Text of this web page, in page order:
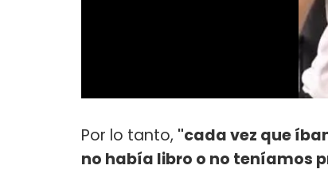
Por lo tanto, "cada vez que
no había libro o no teníamos